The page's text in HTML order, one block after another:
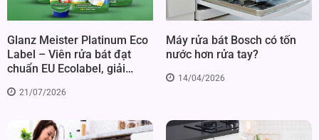
Glanz Meister Platinum Eco
Label – Viên rửa bát đạt
chuẩn EU Ecolabel, giải
cho máy rửa bát
21/07/2026
Máy rửa bát Bosch có tốn
nước hơn rửa tay?
14/04/2026